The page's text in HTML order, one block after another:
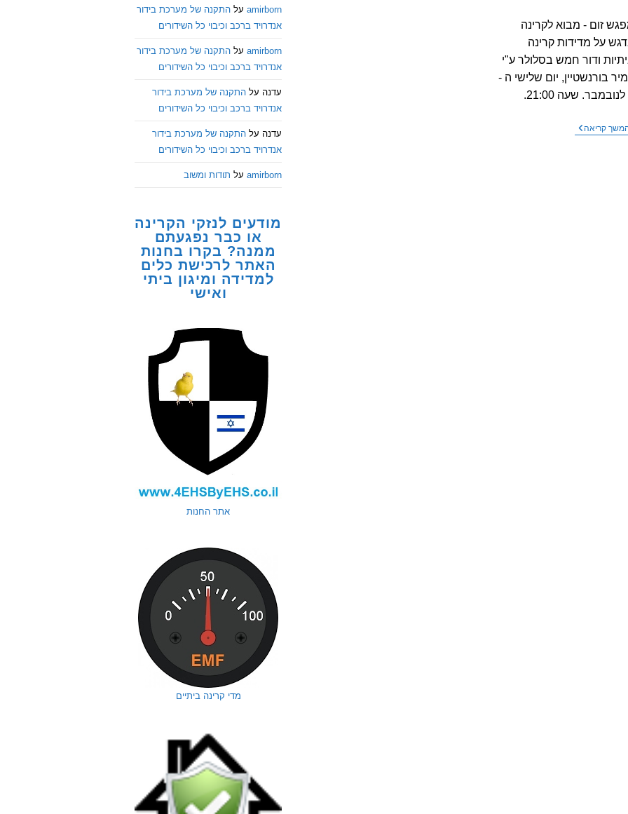
amirborn על התקנה של מערכת בידור
אנדרויד ברכב וכיבוי כל השידורים
amirborn על התקנה של מערכת בידור
אנדרויד ברכב וכיבוי כל השידורים
עדנה על התקנה של מערכת בידור
אנדרויד ברכב וכיבוי כל השידורים
עדנה על התקנה של מערכת בידור
אנדרויד ברכב וכיבוי כל השידורים
amirborn על תודות ומשוב
מודעים לנזקי הקרינה
או כבר נפגעתם
ממנה? בקרו בחנות
האתר לרכישת כלים
למדידה ומיגון ביתי
ואישי
אתר החנות
מדי קרינה ביתיים
זום - מבוא לקרינה
על מדידות קרינה
ודור חמש בסלולר ע"י
בורנשטיין, יום שלישי ה -
קריאהמפגש